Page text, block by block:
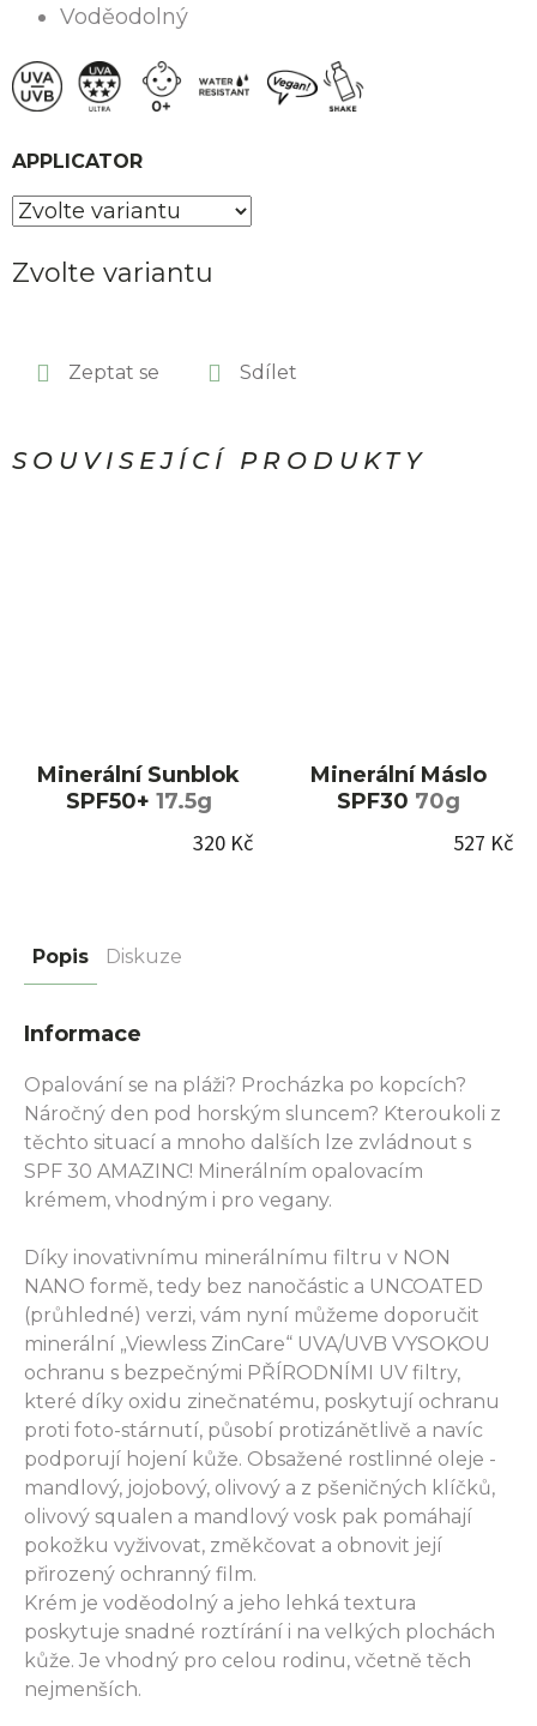
Zvolte variantu
APPLICATOR
Voděodolný
Zeptat se Sdílet
SOUVISEJÍCÍ PRODUKTY
Minerální Sunblok
SPF50+ 17.5g
320 Kč
Minerální Máslo
SPF30 70g
527 Kč
Popis Diskuze
Informace
Opalování se na pláži? Procházka po kopcích?
Náročný den pod horským sluncem? Kteroukoli z
těchto situací a mnoho dalších lze zvládnout s
SPF 30 AMAZINC! Minerálním opalovacím
krémem, vhodným i pro vegany.
Díky inovativnímu minerálnímu filtru v NON
NANO formě, tedy bez nanočástic a UNCOATED
(průhledné) verzi, vám nyní můžeme doporučit
minerální „Viewless ZinCare“ UVA/UVB VYSOKOU
ochranu s bezpečnými PŘÍRODNÍMI UV filtry,
které díky oxidu zinečnatému, poskytují ochranu
proti foto-stárnutí, působí protizánětlivě a navíc
podporují hojení kůže. Obsažené rostlinné oleje -
mandlový, jojobový, olivový a z pšeničných klíčků,
olivový squalen a mandlový vosk pak pomáhají
pokožku vyživovat, změkčovat a obnovit její
přirozený ochranný film.
Krém je voděodolný a jeho lehká textura
poskytuje snadné roztírání i na velkých plochách
kůže. Je vhodný pro celou rodinu, včetně těch
nejmenších.